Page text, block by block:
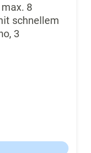
8
schnellem
3